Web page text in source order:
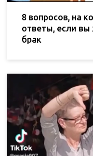
8 вопросов, на
ответы, если вы
брак